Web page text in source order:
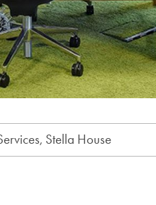
Stella House